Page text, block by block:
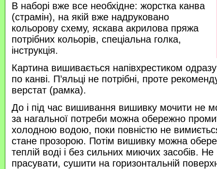
В наборі вже все необхідне: жорстка канва
(страмін), на якій вже надруковано
кольорову схему, яскава акрилова пряжа
потрібних кольорів, спеціальна голка,
інструкція.
Картина вишивається напівхрестиком одразу
по канві. П’яльці не потрібні, проте
верстат (рамка).
До і під час вишивання вишивку мочити не
за нагальної потреби можна обережно
холодною водою, поки повністю не
стане прозорою. Потім вишивку можна
теплій воді і без сильних миючих засобів.
прасувати, сушити на горизонтальній